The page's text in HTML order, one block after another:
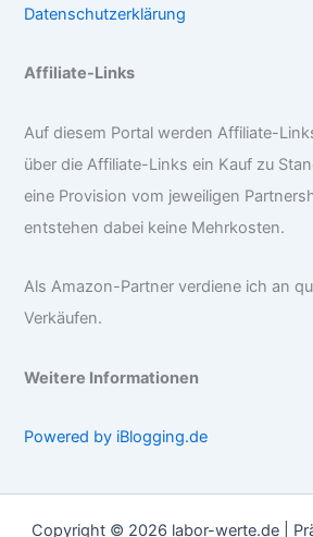
Datenschutzerklärung
Affiliate-Links
Auf diesem Portal werden Affiliate-
über die Affiliate-Links ein Kauf zu
eine Provision vom jeweiligen
entstehen dabei keine Mehrkosten.
Als Amazon-Partner verdiene ich an
Verkäufen.
Weitere Informationen
Powered by iBlogging.de
Copyright © 2026 labor-werte.de |